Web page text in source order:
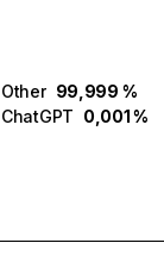
Other 99,999 %
ChatGPT 0,001 %